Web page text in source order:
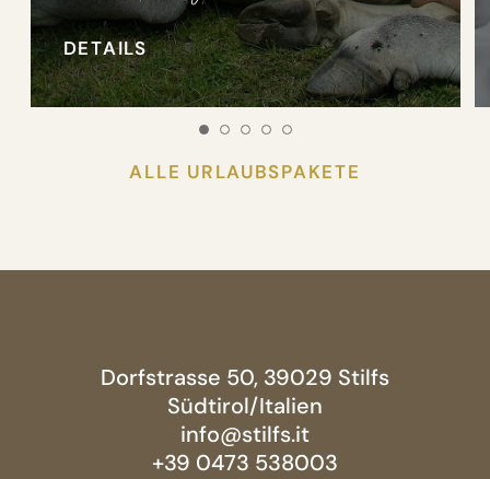
DETAILS
ALLE URLAUBSPAKETE
Dorfstrasse 50, 39029 Stilfs
Südtirol/Italien
info@stilfs.it
+39 0473 538003